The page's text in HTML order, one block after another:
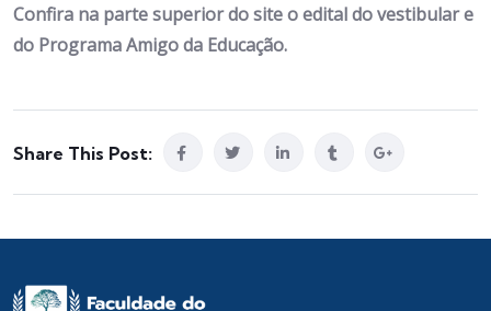
Confira na parte superior do site o edital do vestibular e
do Programa Amigo da Educação.
Share This Post: